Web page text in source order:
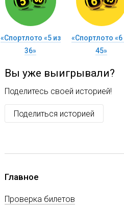
«Спортлото «5 из
36»
«Спортлото «6
45»
Вы уже выигрывали?
Поделитесь своей историей!
Поделиться историей
Главное
Проверка билетов